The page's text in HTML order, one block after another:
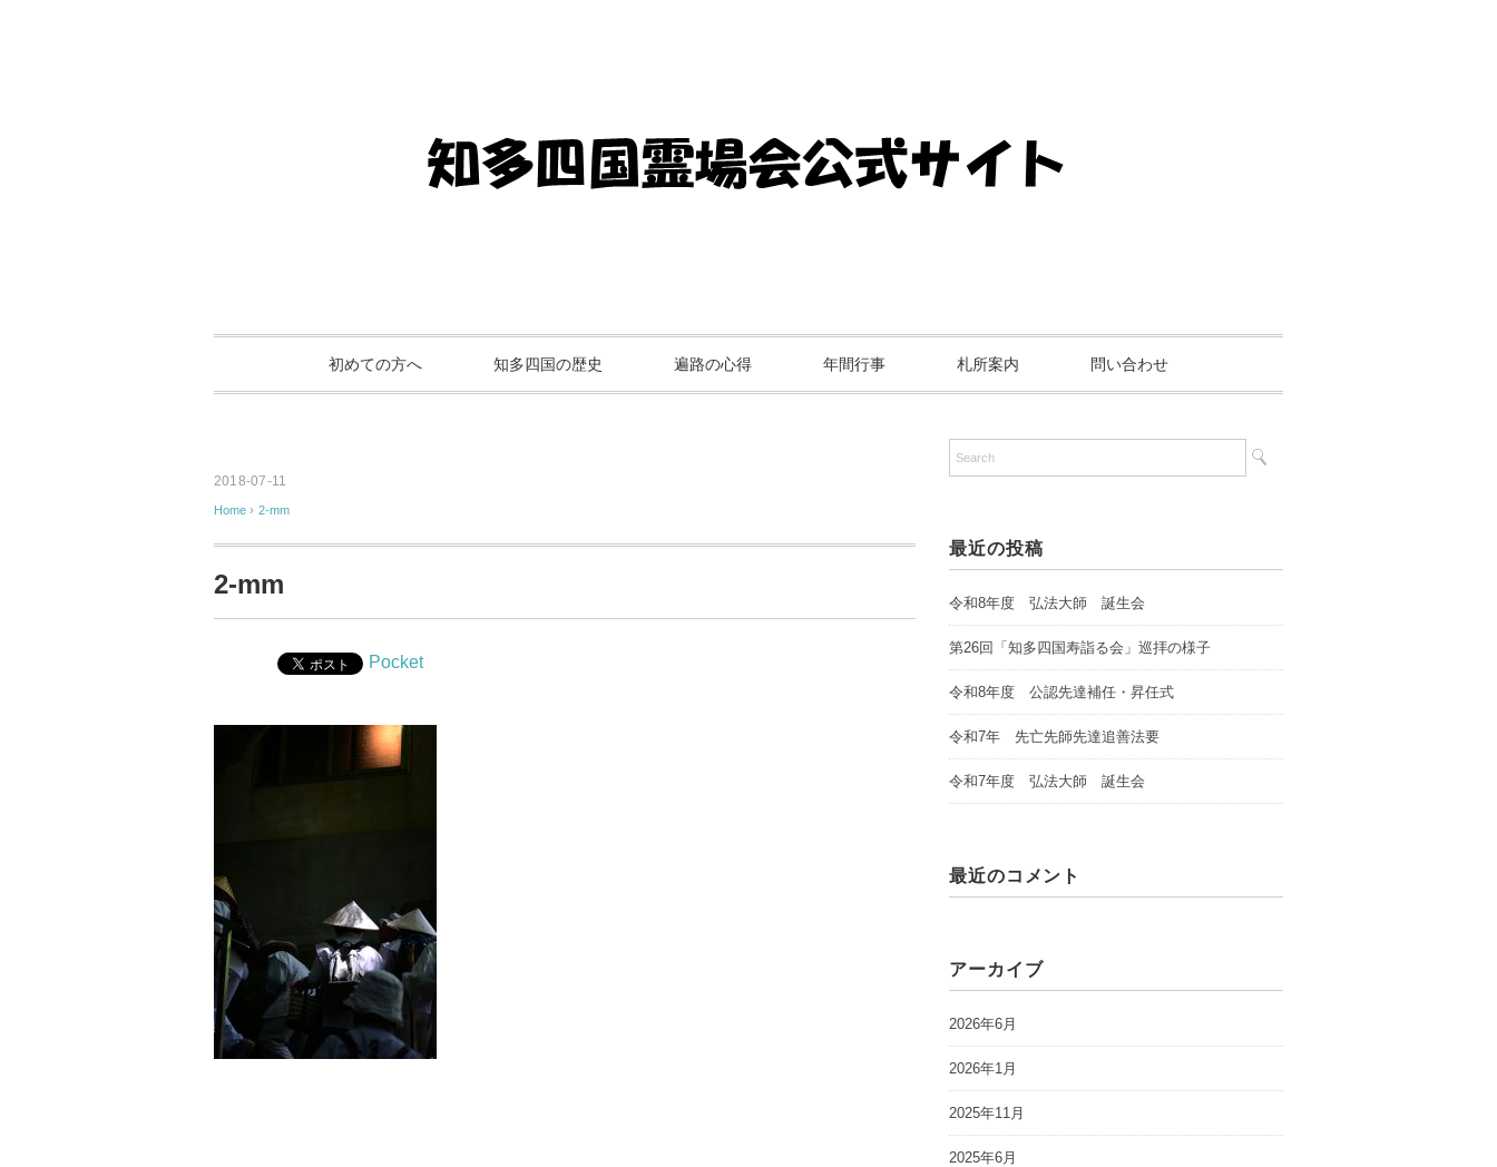
初めての方へ 知多四国の歴史 遍路の心得 年間行事 札所案内 問い合わせ
2018-07-11
Home › 2-mm
2-mm
Pocket
最近の投稿
令和8年度 弘法大師 誕生会
第26回「知多四国寿詣る会」巡拝の様子
令和8年度 公認先達補任・昇任式
令和7年 先亡先師先達追善法要
令和7年度 弘法大師 誕生会
最近のコメント
アーカイブ
2026年6月
2026年1月
2025年11月
2025年6月